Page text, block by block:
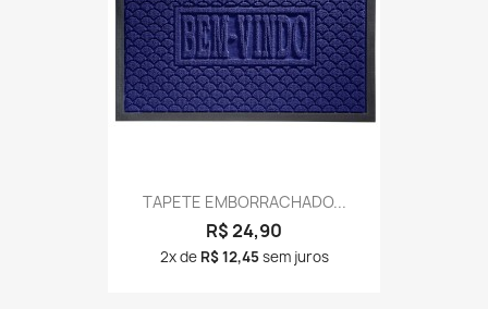
TAPETE EMBORRACHADO...
R$ 24,90
2x de R$ 12,45sem juros